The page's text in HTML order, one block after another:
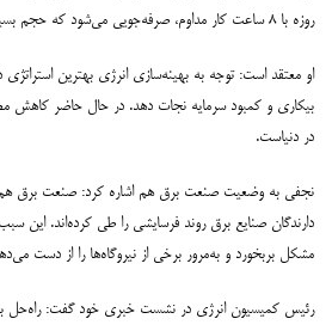
روزه با ۸ ساعت کار مداوم، صرفه‌جویی می‌شود که حجم بسیار گسترده‌ای است.
او معتقد است: توجه به بهینه‌سازی انرژی بهترین استراتژی
بیکاری و کمبود سرمایه نجات دهد. در حال حاضر کاهش
در دنیاست.
نجفی به وضعیت صنعت برق هم اشاره کرد: صنعت برق
دارندگان صنایع برق روند فرسایشی را طی کرده‌اند. این
مشکل بربخورد و به‌مرور برخی از نیروگاه‌ها را از دست
رئیس کمیسیون انرژی در نشست خبری خود گفت: